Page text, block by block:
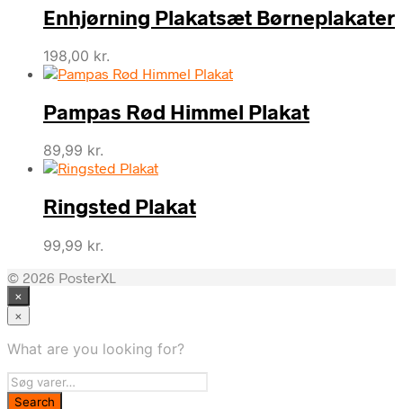
Enhjørning Plakatsæt Børneplakater
198,00 kr.
Pampas Rød Himmel Plakat
89,99 kr.
Ringsted Plakat
99,99 kr.
© 2026 PosterXL
×
×
What are you looking for?